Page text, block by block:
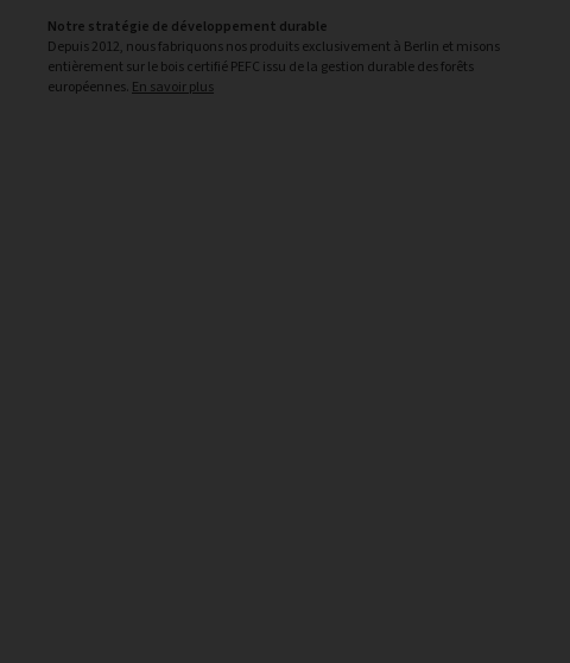
Notre stratégie de développement durable
Depuis 2012, nous fabriquons nos produits exclusivement à Berlin et misons
entièrement sur le bois certifié PEFC issu de la gestion durable des forêts
européennes. En savoir plus